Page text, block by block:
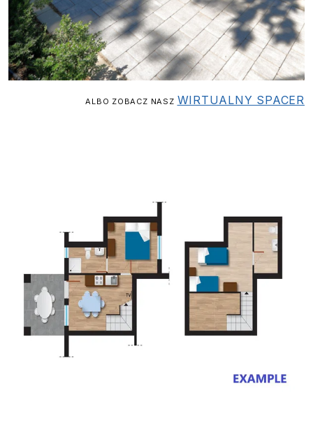
ALBO ZOBACZ NASZ WIRTUALNY SPACER